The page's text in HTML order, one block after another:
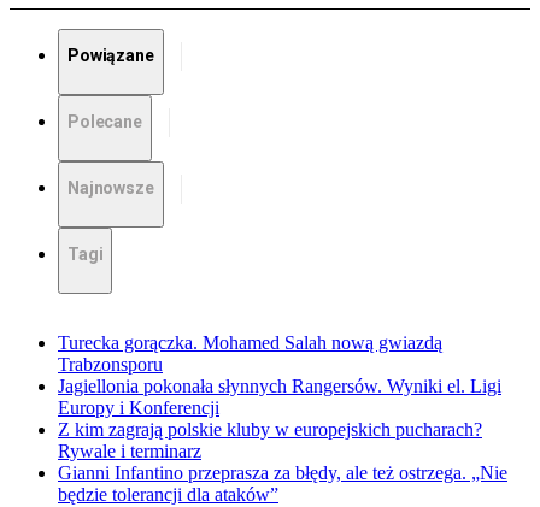
Powiązane
Polecane
Najnowsze
Tagi
Turecka gorączka. Mohamed Salah nową gwiazdą
Trabzonsporu
Jagiellonia pokonała słynnych Rangersów. Wyniki el. Ligi
Europy i Konferencji
Z kim zagrają polskie kluby w europejskich pucharach?
Rywale i terminarz
Gianni Infantino przeprasza za błędy, ale też ostrzega. „Nie
będzie tolerancji dla ataków”